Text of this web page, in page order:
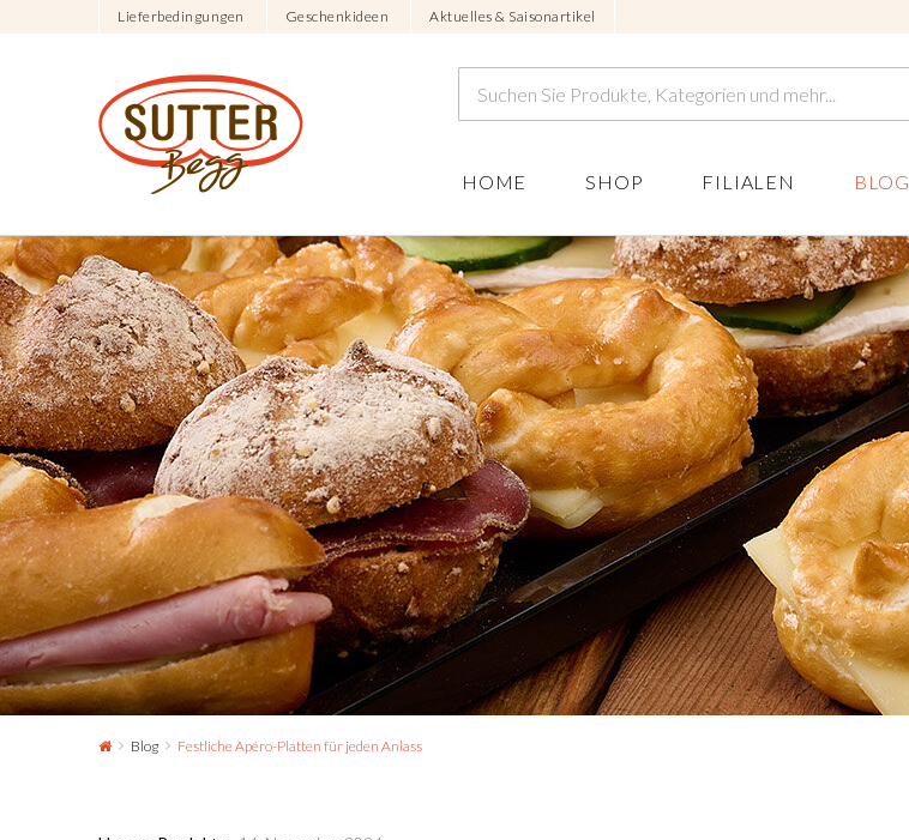
Lieferbedingungen Geschenkideen Aktuelles & Saisonartikel
HOME SHOP FILIALEN BLOG
Blog Festliche Apéro-Platten für jeden Anlass